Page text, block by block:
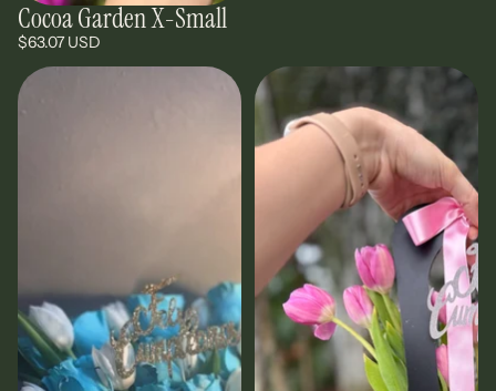
Cocoa Garden X-Small
$63.07 USD